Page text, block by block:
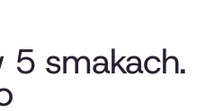
5 smakach.